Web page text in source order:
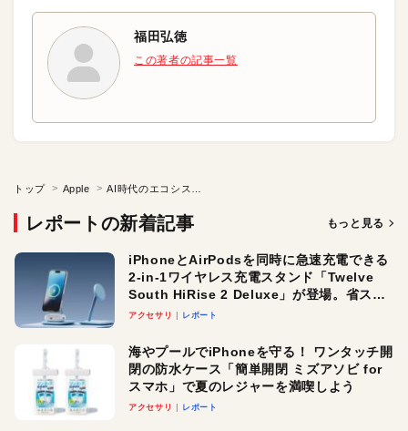
福田弘徳
この著者の記事一覧
トップ Apple
レポートの新着記事 もっと見る
iPhoneとAirPodsを同時に急速充電できる
2-in-1ワイヤレス充電スタンド「Twelve
South HiRise 2 Deluxe」が登場。省スペ
ースでおしゃれに充電したい人にオスス
アクセサリ レポート
海やプールでiPhoneを守る！ ワンタッチ開
閉の防水ケース「簡単開閉 ミズアソビ for
スマホ」で夏のレジャーを満喫しよう
アクセサリ レポート